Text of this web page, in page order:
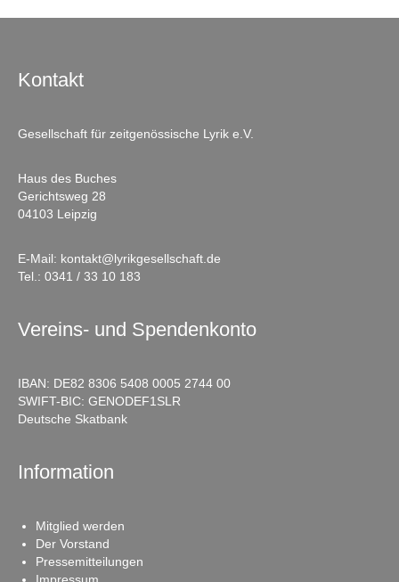
Kontakt
Gesellschaft für zeitgenössische Lyrik e.V.
Haus des Buches
Gerichtsweg 28
04103 Leipzig
E-Mail: kontakt@lyrikgesellschaft.de
Tel.: 0341 / 33 10 183
Vereins- und Spendenkonto
IBAN: DE82 8306 5408 0005 2744 00
SWIFT-BIC: GENODEF1SLR
Deutsche Skatbank
Information
Mitglied werden
Der Vorstand
Pressemitteilungen
Impressum